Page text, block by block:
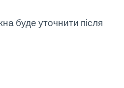
буде уточнити після